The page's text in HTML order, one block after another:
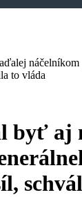
náčelníkom
to vláda
byť aj